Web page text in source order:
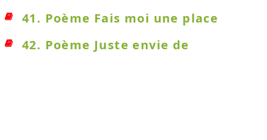
41. Poème Fais moi une place
42. Poème Juste envie de